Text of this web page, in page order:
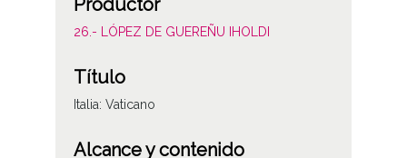
Productor
26.- LÓPEZ DE GUEREÑU IHOLDI
Título
Italia: Vaticano
Alcance y contenido